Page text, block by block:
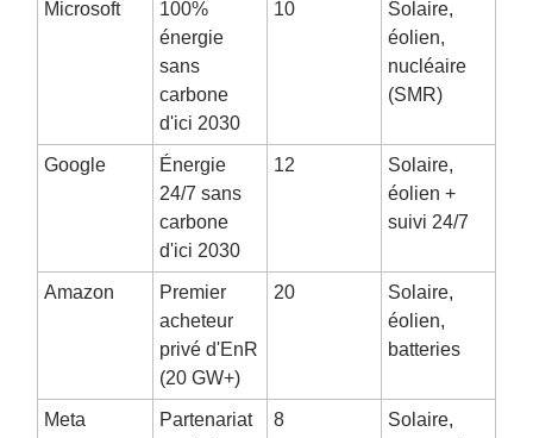
Microsoft
100%
énergie
sans
carbone
d'ici 2030
10
Solaire,
éolien,
nucléaire
(SMR)
Google
Énergie
24/7 sans
carbone
d'ici 2030
12
Solaire,
éolien +
suivi 24/7
Amazon
Premier
acheteur
privé d'EnR
(20 GW+)
20
Solaire,
éolien,
batteries
Meta
Partenariat
8
Solaire,